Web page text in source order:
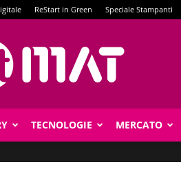
ReStart in Green Speciale Stampanti
TECNOLOGIE MERCATO